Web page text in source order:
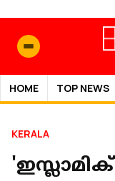
HOME TOP NEWS
KERALA